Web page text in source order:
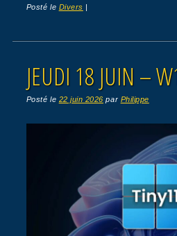
Posté le Divers |
JEUDI 18 JUIN –
Posté le 22 juin 2026 par Philippe